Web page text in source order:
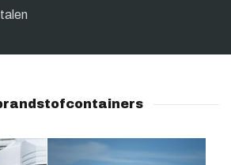
brandstofcontainers